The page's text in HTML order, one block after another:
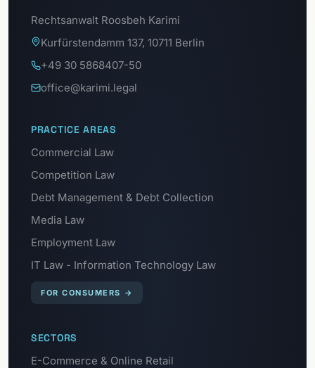
Rechtsanwalt Roosbeh Karimi
Kurfürstendamm 137, 10711 Berlin
+49 30 5868407-50
office@karimi.legal
PRACTICE AREAS
Commercial Law
Competition Law
Debt Management & Debt Collection
Media Law
Employment Law
IT Law - Information Technology Law
FOR CONSUMERS →
SECTORS
E-Commerce & Online Retail